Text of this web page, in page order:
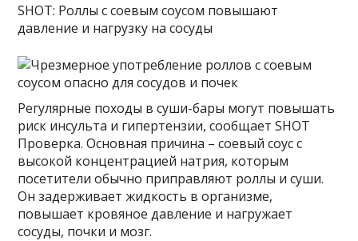
SHOT: Роллы с соевым соусом повышают
давление и нагрузку на сосуды
Регулярные походы в суши-бары могут повышать
риск инсульта и гипертензии, сообщает SHOT
Проверка. Основная причина – соевый соус с
высокой концентрацией натрия, которым
посетители обычно приправляют роллы и суши.
Он задерживает жидкость в организме,
повышает кровяное давление и нагружает
сосуды, почки и мозг.